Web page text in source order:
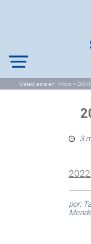
Usted esta en: Inicio >
3
por: